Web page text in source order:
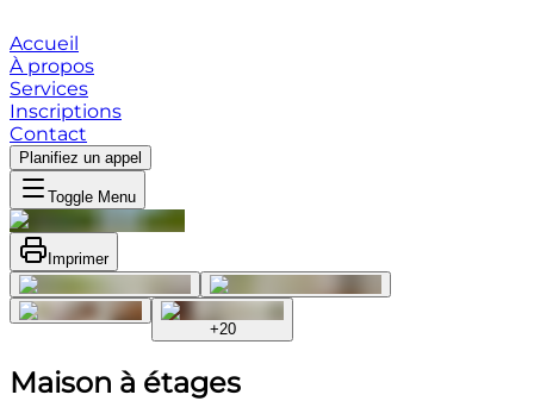
Accueil
À propos
Services
Inscriptions
Contact
Planifiez un appel
Toggle Menu
Imprimer
+20
Maison à étages